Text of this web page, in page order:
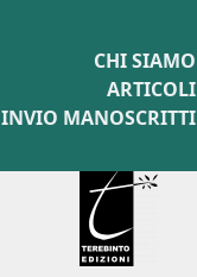
CHI SIAMO
ARTICOLI
INVIO MANOSCRITTI